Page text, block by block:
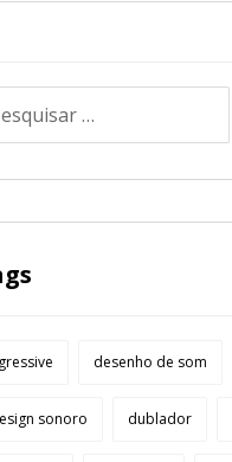
desenho de som
sonoro dublador